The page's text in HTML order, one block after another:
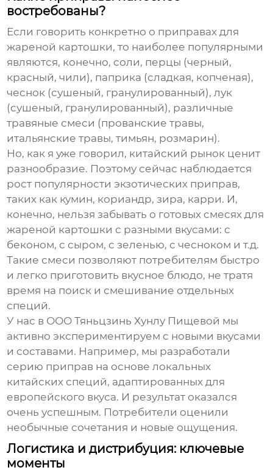
востребованы?
Если говорить конкретно о приправах для
жареной картошки, то наиболее популярными
являются, конечно, соли, перцы (черный,
красный, чили), паприка (сладкая, копченая),
чеснок (сушеный, гранулированный), лук
(сушеный, гранулированный), различные
травяные смеси (прованские травы,
итальянские травы, тимьян, розмарин).
Но, как я уже говорил, китайский рынок ценит
разнообразие. Поэтому сейчас наблюдается
рост популярности экзотических приправ,
таких как кумин, кориандр, зира, карри. И,
конечно, нельзя забывать о готовых смесях для
жареной картошки с разными вкусами: с
беконом, с сыром, с зеленью, с чесноком и т.д.
Такие смеси позволяют потребителям быстро
и легко приготовить вкусное блюдо, не тратя
время на поиск и смешивание отдельных
специй.
У нас в ООО Тяньцзинь Хунлу Пищевой мы
активно экспериментируем с новыми вкусами
и составами. Например, мы разработали
серию приправ на основе локальных
китайских специй, адаптированных для
европейского вкуса. И результат оказался
очень успешным. Потребители оценили
необычные сочетания и новые ощущения.
Логистика и дистрибуция: ключевые
моменты